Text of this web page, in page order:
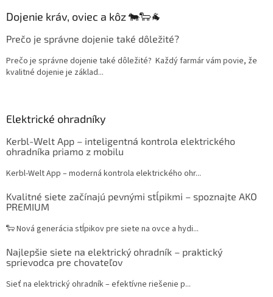
Dojenie kráv, oviec a kôz 🐄🐑🐐
Prečo je správne dojenie také dôležité?
Prečo je správne dojenie také dôležité? Každý farmár vám povie, že
kvalitné dojenie je základ...
Elektrické ohradníky
Kerbl-Welt App – inteligentná kontrola elektrického
ohradníka priamo z mobilu
Kerbl-Welt App – moderná kontrola elektrického ohr...
Kvalitné siete začínajú pevnými stĺpikmi – spoznajte AKO
PREMIUM
🐑 Nová generácia stĺpikov pre siete na ovce a hydi...
Najlepšie siete na elektrický ohradník – praktický
sprievodca pre chovateľov
Sieť na elektrický ohradník – efektívne riešenie p...